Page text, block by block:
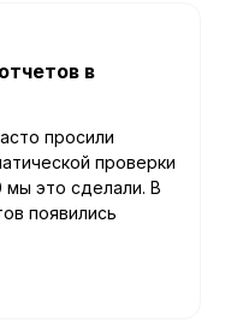
в
просили
проверки
мы это сделали. В
появились